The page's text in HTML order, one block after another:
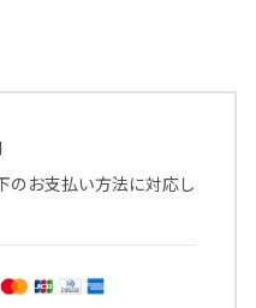
のお支払い方法に対応し